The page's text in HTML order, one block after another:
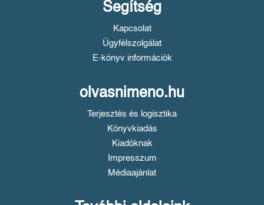
Segítség
Kapcsolat
Ügyfélszolgálat
E-könyv információk
olvasnimeno.hu
Terjesztés és logisztika
Könyvkiadás
Kiadóknak
Impresszum
Médiaajánlat